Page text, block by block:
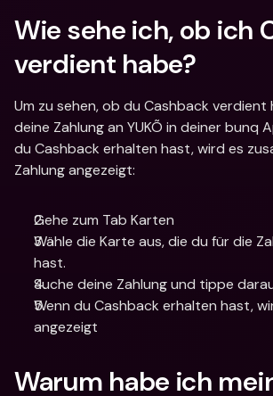
Wie sehe ich, ob ich
verdient habe?
Um zu sehen, ob du Cashback
deine Zahlung an YUKÕ in deiner bunq
du Cashback erhalten hast, wird es
Zahlung angezeigt:
Gehe zum Tab Karten
Wähle die Karte aus, die du für die
hast.
Suche deine Zahlung und tippe
Wenn du Cashback erhalten hast,
angezeigt
Warum habe ich